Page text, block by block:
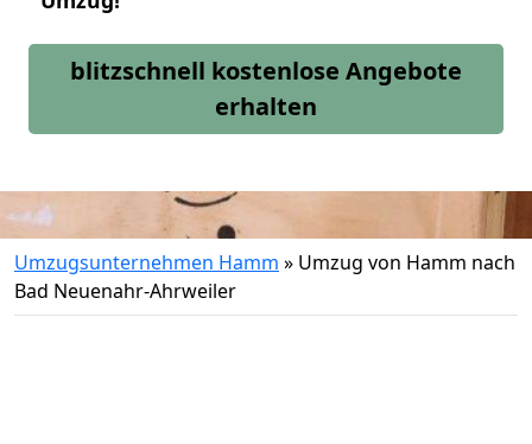
blitzschnell kostenlose Angebote
erhalten
Umzugsunternehmen Hamm » Umzug von Hamm nach
Bad Neuenahr-Ahrweiler